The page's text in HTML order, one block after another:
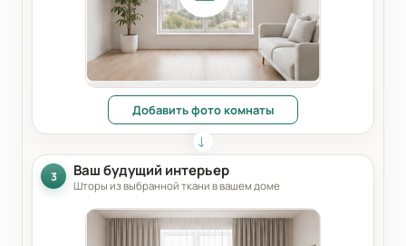
Добавить фото комнаты
3 Ваш будущий интерьер
Шторы из выбранной ткани в вашем доме